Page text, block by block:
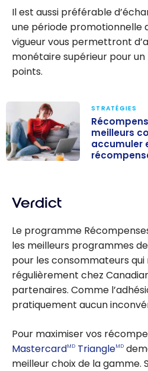
Il est aussi préférable
une période promotionnelle
vigueur vous permettront
monétaire supérieur pour
points.
meilleurs
accumuler et
échanger vos
récompenses
STRATÉGIES
meilleurs
accumuler
Verdict
Le programme
les meilleurs programmes
pour les consommateurs
régulièrement chez
partenaires. Comme
pratiquement aucun
Pour maximiser vos
MastercardMD TriangleMD
meilleur choix de la gamme.